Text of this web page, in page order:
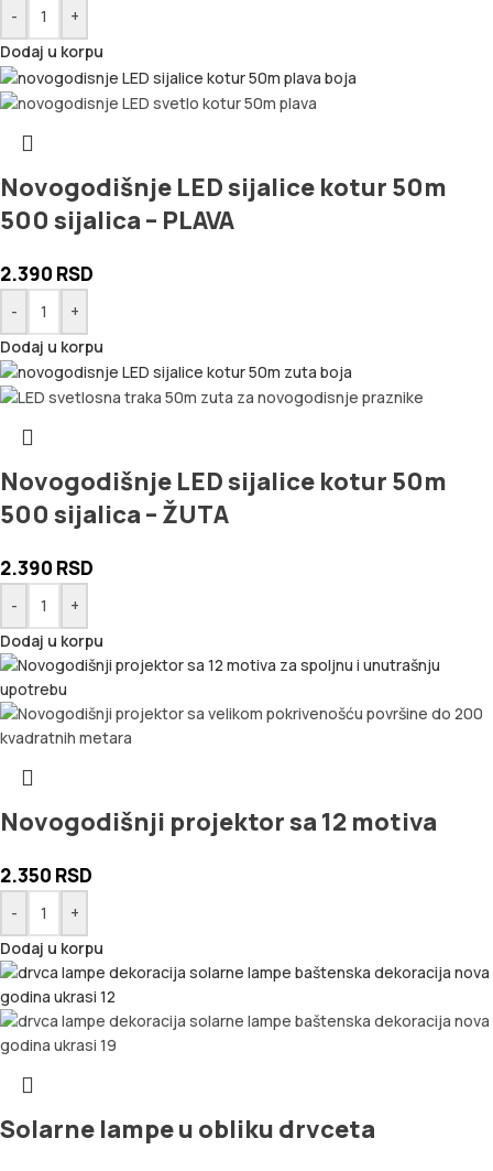
-
+
Dodaj u korpu
Novogodišnje LED sijalice kotur 50m
500 sijalica – PLAVA
2.390 RSD
-
+
Dodaj u korpu
Novogodišnje LED sijalice kotur 50m
500 sijalica – ŽUTA
2.390 RSD
-
+
Dodaj u korpu
Novogodišnji projektor sa 12 motiva
2.350 RSD
-
+
Dodaj u korpu
Solarne lampe u obliku drvceta